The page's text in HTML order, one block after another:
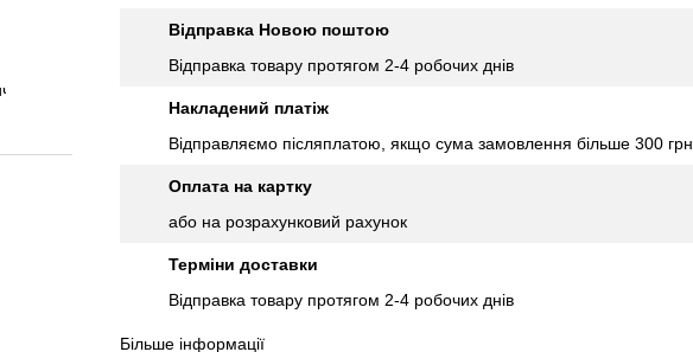
Відправка Новою поштою
Відправка товару протягом 2-4 робочих днів
Накладений платіж
Відправляємо післяплатою, якщо сума замовлення більше 300 грн
Оплата на картку
або на розрахунковий рахунок
Терміни доставки
Відправка товару протягом 2-4 робочих днів
Більше інформації